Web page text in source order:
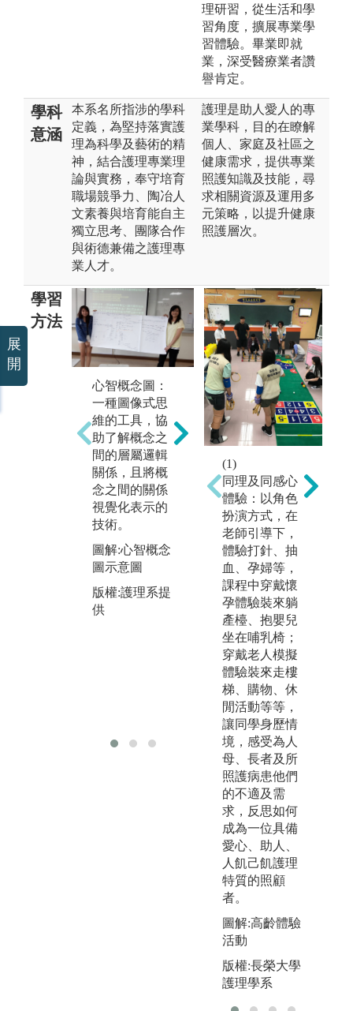
理研習，從生活和學
習角度，擴展專業學
習體驗。畢業即就
業，深受醫療業者讚
譽肯定。
學科
意涵
本系名所指涉的學科
定義，為堅持落實護
理為科學及藝術的精
神，結合護理專業理
論與實務，奉守培育
職場競爭力、陶冶人
文素養與培育能自主
獨立思考、團隊合作
與術德兼備之護理專
業人才。
護理是助人愛人的專
業學科，目的在瞭解
個人、家庭及社區之
健康需求，提供專業
照護知識及技能，尋
求相關資源及運用多
元策略，以提升健康
照護層次。
學習
方法
心智概念圖：
一種圖像式思
維的工具，協
助了解概念之
間的層屬邏輯
關係，且將概
念之間的關係
視覺化表示的
技術。
圖解:心智概念
圖示意圖
版權:護理系提
供
互動式、問題
導向的翻轉學
習：以學習者
為中心，透過
團隊合作，彼
此的互動互助
及重視正向的
相互依賴，提
供學生主動思
考討論或小組
練習的機會，
達成共同學習
與思維的目
標。
圖解:互動式、
問題導向的翻
轉學習示意圖
版權:護理系提
供
(1)
同理及同感心
體驗：以角色
扮演方式，在
老師引導下，
體驗打針、抽
血、孕婦等，
課程中穿戴懷
孕體驗裝來躺
產檯、抱嬰兒
坐在哺乳椅；
穿戴老人模擬
體驗裝來走樓
梯、購物、休
閒活動等等，
讓同學身歷情
境，感受為人
母、長者及所
照護病患他們
的不適及需
求，反思如何
成為一位具備
愛心、助人、
人飢己飢護理
特質的照顧
者。
圖解:高齡體驗
活動
版權:長榮大學
護理學系
展
開